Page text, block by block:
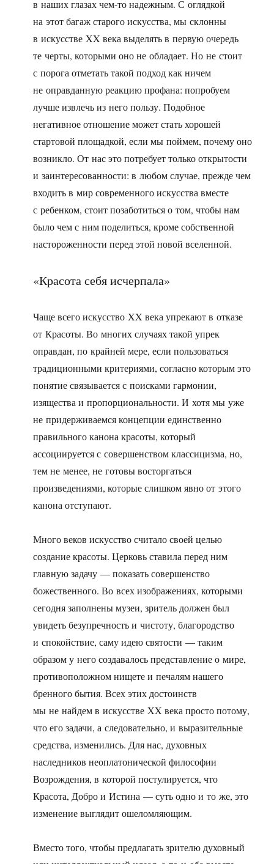
в наших глазах чем-то надежным. С оглядкой
на этот багаж старого искусства, мы склонны
в искусстве XX века выделять в первую очередь
те черты, которыми оно не обладает. Но не стоит
с порога отметать такой подход как ничем
не оправданную реакцию профана: попробуем
лучше извлечь из него пользу. Подобное
негативное отношение может стать хорошей
стартовой площадкой, если мы поймем, почему оно
возникло. От нас это потребует только открытости
и заинтересованности: в любом случае, прежде чем
входить в мир современного искусства вместе
с ребенком, стоит позаботиться о том, чтобы нам
было чем с ним поделиться, кроме собственной
настороженности перед этой новой вселенной.
«Красота себя исчерпала»
Чаще всего искусство XX века упрекают в отказе
от Красоты. Во многих случаях такой упрек
оправдан, по крайней мере, если пользоваться
традиционными критериями, согласно которым это
понятие связывается с поисками гармонии,
изящества и пропорциональности. И хотя мы уже
не придерживаемся концепции единственно
правильного канона красоты, который
ассоциируется с совершенством классицизма, но,
тем не менее, не готовы восторгаться
произведениями, которые слишком явно от этого
канона отступают.
Много веков искусство считало своей целью
создание красоты. Церковь ставила перед ним
главную задачу — показать совершенство
божественного. Во всех изображениях, которыми
сегодня заполнены музеи, зритель должен был
увидеть безупречность и чистоту, благородство
и спокойствие, саму идею святости — таким
образом у него создавалось представление о мире,
противоположном нищете и печалям нашего
бренного бытия. Всех этих достоинств
мы не найдем в искусстве XX века просто потому,
что его задачи, а следовательно, и выразительные
средства, изменились. Для нас, духовных
наследников неоплатонической философии
Возрождения, в которой постулируется, что
Красота, Добро и Истина — суть одно и то же, это
изменение выглядит ошеломляющим.
Вместо того, чтобы предлагать зрителю духовный